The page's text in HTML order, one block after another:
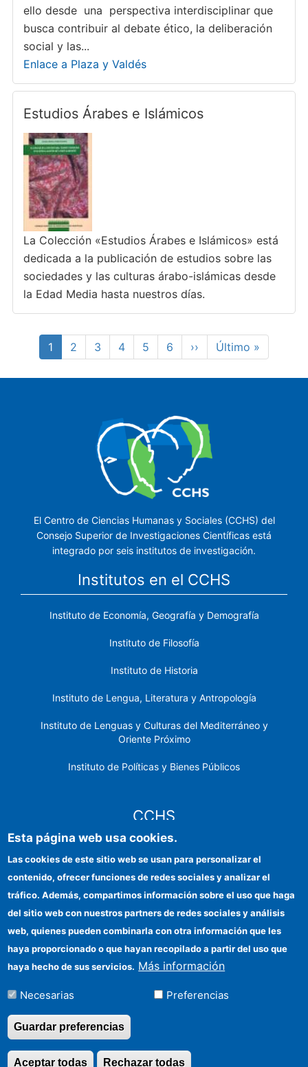
ello desde una perspectiva interdisciplinar que
busca contribuir al debate ético, la deliberación
social y las...
Enlace a Plaza y Valdés
Estudios Árabes e Islámicos
La Colección «Estudios Árabes e Islámicos» está
dedicada a la publicación de estudios sobre las
sociedades y las culturas árabo-islámicas desde
la Edad Media hasta nuestros días.
Paginación
Página
actual
1 Page
2 Page
3 Page
4 Page
5 Page
6
Siguiente
página
››
Última
página
Último »
El Centro de Ciencias Humanas y Sociales (CCHS) del
Consejo Superior de Investigaciones Científicas está
integrado por seis institutos de investigación.
Institutos en el CCHS
Instituto de Economía, Geografía y Demografía
Instituto de Filosofía
Instituto de Historia
Instituto de Lengua, Literatura y Antropología
Instituto de Lenguas y Culturas del Mediterráneo y
Oriente Próximo
Instituto de Políticas y Bienes Públicos
CCHS
Identidad institucional
Ayudas FEDER
Organismos financiadores
Contacto
Cómo llegar
Esta página web usa cookies.
Las cookies de este sitio web se usan para personalizar el
contenido, ofrecer funciones de redes sociales y analizar el
tráfico. Además, compartimos información sobre el uso que haga
del sitio web con nuestros partners de redes sociales y análisis
web, quienes pueden combinarla con otra información que les
haya proporcionado o que hayan recopilado a partir del uso que
haya hecho de sus servicios. Más información
Necesarias Preferencias
Guardar preferencias
Rechazar todas
Aceptar todas